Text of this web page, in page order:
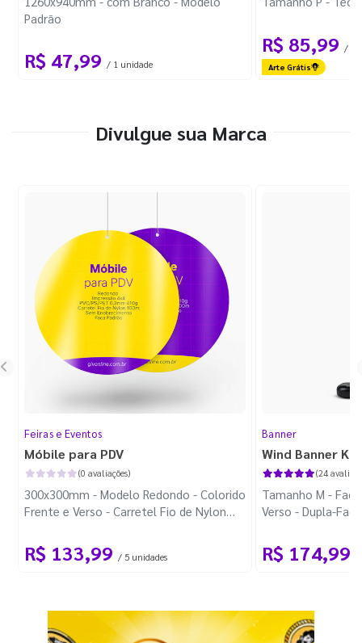
Padrão
R$ 47,99 / 1 unidade
R$ 85,99 / 1
Arte Grátis
Divulgue sua Marca
Feiras e Eventos
Móbile para PDV
(0 avaliações)
300x300mm - Modelo Redondo - Colorido
Frente e Verso - Carretel Fio de Nylon
R$ 133,99 / 5 unidades
Banner
Wind Banner
(24
Tamanho M -
Verso - Dupla-
R$ 174,99